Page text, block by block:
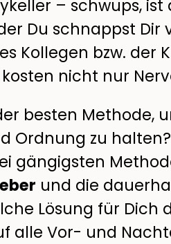
– schwups,
Du schnappst Dir
Kollegen bzw. der
nicht nur
besten Methode,
Ordnung zu
gängigsten
und die
Lösung für
alle Vor- und